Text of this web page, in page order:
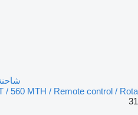
/ 560 MTH / Remote control / Rota
31